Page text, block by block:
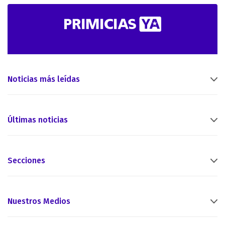
Noticias más leídas
Últimas noticias
Secciones
Nuestros Medios